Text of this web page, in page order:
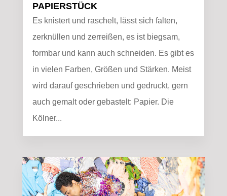
PAPIERSTÜCK
Es knistert und raschelt, lässt sich falten,
zerknüllen und zerreißen, es ist biegsam,
formbar und kann auch schneiden. Es gibt es
in vielen Farben, Größen und Stärken. Meist
wird darauf geschrieben und gedruckt, gern
auch gemalt oder gebastelt: Papier. Die
Kölner...